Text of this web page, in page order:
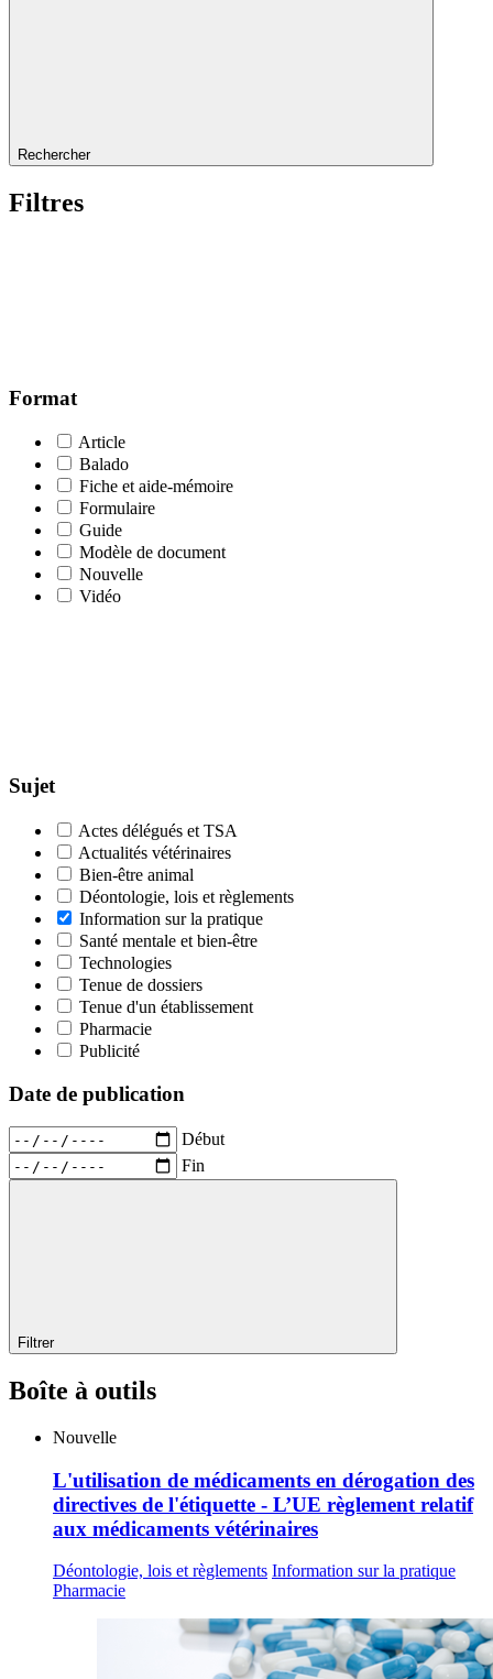
Rechercher
Filtres
Format
Article
Balado
Fiche et aide-mémoire
Formulaire
Guide
Modèle de document
Nouvelle
Vidéo
Sujet
Actes délégués et TSA
Actualités vétérinaires
Bien-être animal
Déontologie, lois et règlements
Information sur la pratique
Santé mentale et bien-être
Technologies
Tenue de dossiers
Tenue d'un établissement
Pharmacie
Publicité
Date de publication
Début
Fin
Filtrer
Boîte à outils
Nouvelle
L'utilisation de médicaments en dérogation des
directives de l'étiquette - L’UE règlement relatif
aux médicaments vétérinaires
Déontologie, lois et règlements Information sur la pratique
Pharmacie